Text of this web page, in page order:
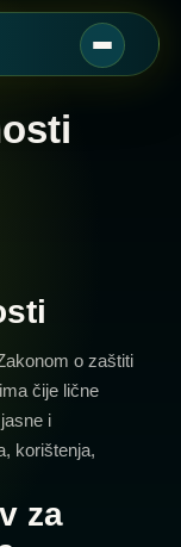
o zaštiti
čije lične
i
korištenja,
za